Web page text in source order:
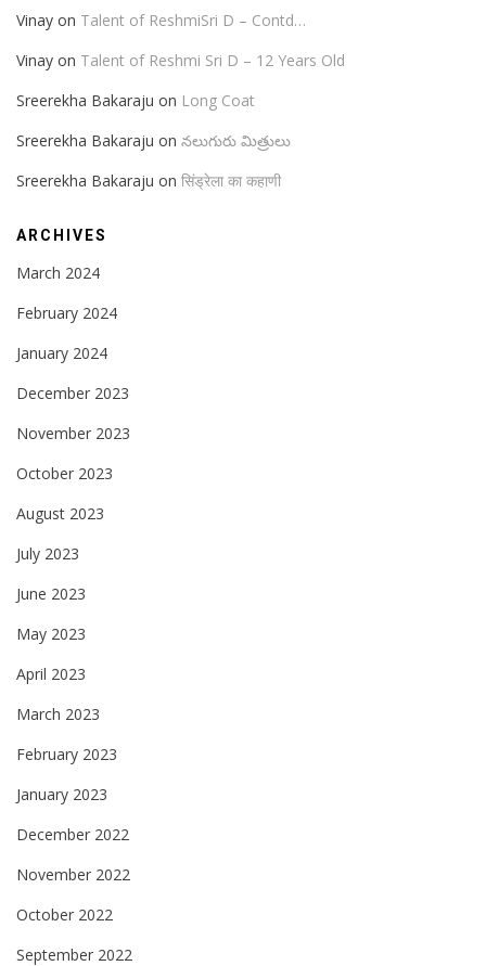
Vinay on Talent of ReshmiSri D – Contd…
Vinay on Talent of Reshmi Sri D – 12 Years Old
Sreerekha Bakaraju on Long Coat
Sreerekha Bakaraju on నలుగురు మిత్రులు
Sreerekha Bakaraju on सिंड्रेला का कहाणी
ARCHIVES
March 2024
February 2024
January 2024
December 2023
November 2023
October 2023
August 2023
July 2023
June 2023
May 2023
April 2023
March 2023
February 2023
January 2023
December 2022
November 2022
October 2022
September 2022